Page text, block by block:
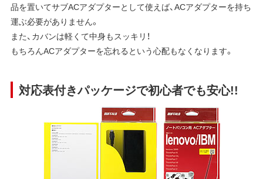
品を置いてサブACアダプターとして使えば、ACアダプターを持ち
運ぶ必要がありません。
また、カバンは軽くて中身もスッキリ！
もちろんACアダプターを忘れるという心配もなくなります。
対応表付きパッケージで初心者でも安心!!